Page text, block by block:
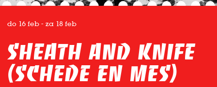
Sheath and Knife
(Schede en Mes)
do 16 feb - za 18 feb